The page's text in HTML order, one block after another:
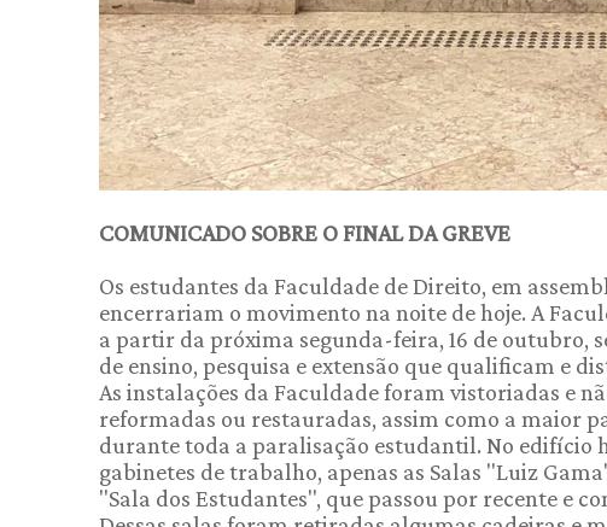
COMUNICADO SOBRE O FINAL DA GREVE
Os estudantes da Faculdade de Direito, em
encerrariam o movimento na noite de hoje. A
a partir da próxima segunda-feira, 16 de outubro,
de ensino, pesquisa e extensão que qualificam e
As instalações da Faculdade foram vistoriadas e
reformadas ou restauradas, assim como a maior
durante toda a paralisação estudantil. No edifício
gabinetes de trabalho, apenas as Salas "Luiz
"Sala dos Estudantes", que passou por recente e